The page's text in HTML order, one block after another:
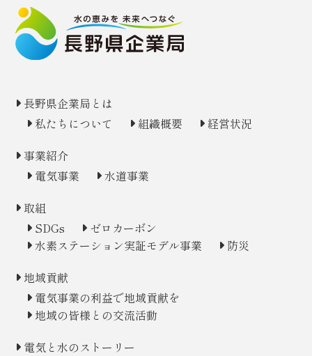
長野県企業局とは
私たちについて
組織概要
経営状況
事業紹介
電気事業
水道事業
取組
SDGs
ゼロカーボン
水素ステーション実証モデル事業
防災
地域貢献
電気事業の利益で地域貢献を
地域の皆様との交流活動
電気と水のストーリー